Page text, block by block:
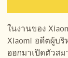
ในงานของ
Xiaomi อดีตผู้บริ
ออกมาเปิดตัวส